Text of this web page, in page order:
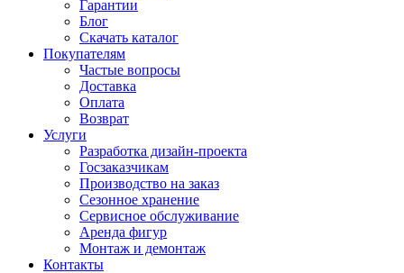
Гарантии
Блог
Скачать каталог
Покупателям
Частые вопросы
Доставка
Оплата
Возврат
Услуги
Разработка дизайн-проекта
Госзаказчикам
Производство на заказ
Сезонное хранение
Сервисное обслуживание
Аренда фигур
Монтаж и демонтаж
Контакты